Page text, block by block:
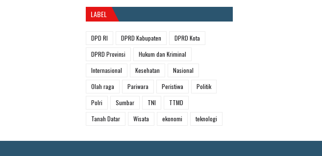
LABEL
DPD RI DPRD Kabupaten
DPRD Kota
DPRD Provinsi
Hukum dan Kriminal
Internasional
Kesehatan
Nasional
Olah raga
Pariwara Peristiwa
Politik
Polri
Sumbar TNI
TTMD
Tanah Datar
Wisata ekonomi teknologi